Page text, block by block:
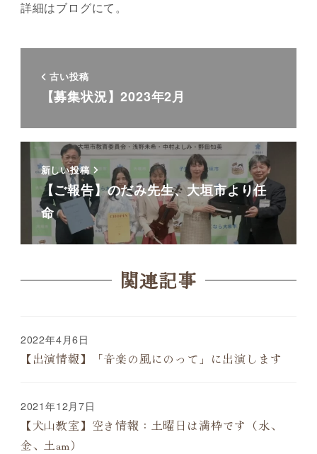
詳細はブログにて。
古い投稿
【募集状況】2023年2月
新しい投稿
【ご報告】のだみ先生、大垣市より任
命
関連記事
【出演情報】「音楽の風にのって」に出演します
2022年4月6日
【犬山教室】空き情報：土曜日は満枠です（水、
金、土am）
2021年12月7日